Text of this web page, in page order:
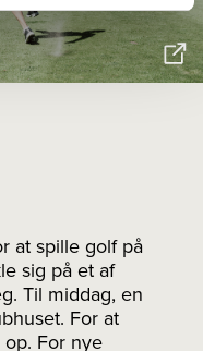
at spille golf på
sig på et af
Til middag, en
For at
op. For nye